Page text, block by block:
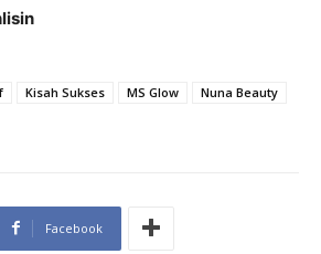
Kisah Sukses MS Glow
Nuna Beauty
Facebook